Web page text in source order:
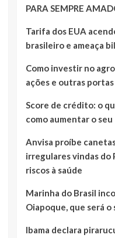
PARA SEMPRE
Tarifa dos EUA
brasileiro e ameaça
Como investir no
ações e outras
Score de crédito: o
como aumentar o seu
Anvisa proíbe
irregulares vindas do
riscos à saúde
Marinha do Brasil
Oiapoque, que será
Ibama declara